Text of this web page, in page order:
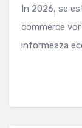
In 2026, se
commerce
informeaza